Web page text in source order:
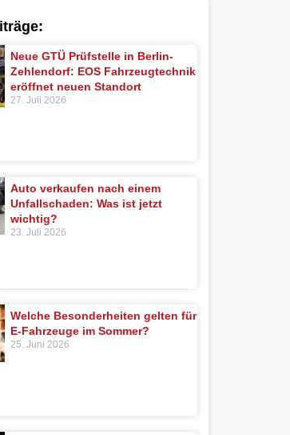
Neue GTÜ Prüfstelle in Berlin-
Zehlendorf: EOS Fahrzeugtechnik
eröffnet neuen Standort
27. Juli 2026
Auto verkaufen nach einem
Unfallschaden: Was ist jetzt
wichtig?
23. Juli 2026
Welche Besonderheiten gelten für
E-Fahrzeuge im Sommer?
25. Juni 2026